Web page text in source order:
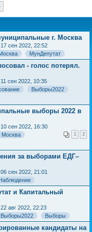
г. Москва
17 сен 2022, 22:52
МунДепутат
- голос потерял.
11 сен 2022, 10:35
Выборы2022
выборы 2022 в
10 сен 2022, 16:30
1 2
Москва
за выборами ЕДГ–
06 сен 2022, 21:01
и Капитальный
22 авг 2022, 22:23
Выборы2022
Выборы
кандидаты на